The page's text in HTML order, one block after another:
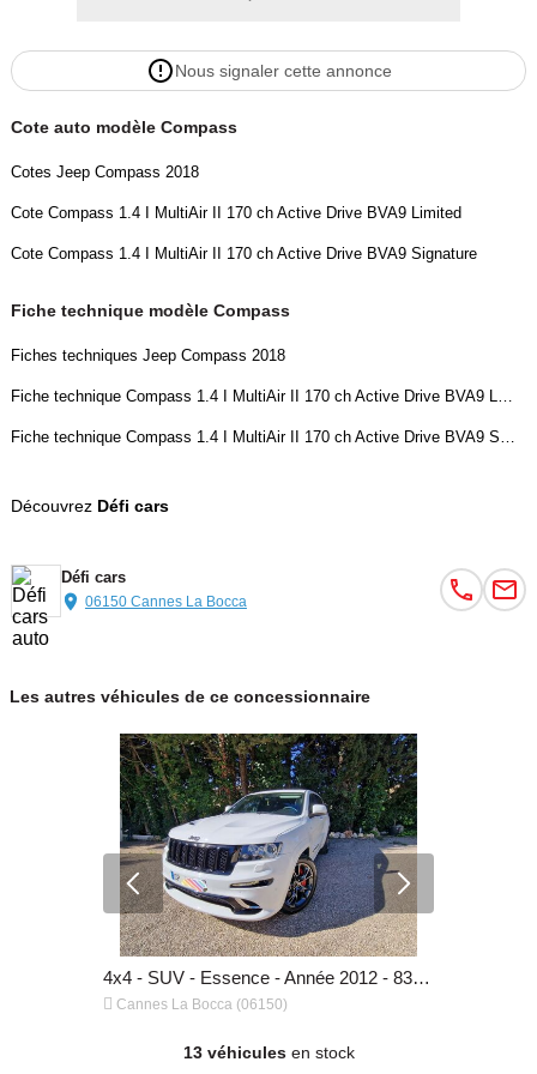
Véhicule de même catégorie que , vitara,x3,x5,cherokee,tucson,t-
roc,
Blanc
Garantie mécanique
Nous signaler cette annonce
Cote auto modèle Compass
Cotes Jeep Compass 2018
Cote Compass 1.4 I MultiAir II 170 ch Active Drive BVA9 Limited
Cote Compass 1.4 I MultiAir II 170 ch Active Drive BVA9 Signature
Fiche technique modèle Compass
Fiches techniques Jeep Compass 2018
Fiche technique Compass 1.4 I MultiAir II 170 ch Active Drive BVA9 Limited
Fiche technique Compass 1.4 I MultiAir II 170 ch Active Drive BVA9 Signature
Découvrez Défi cars
Défi cars
06150 Cannes La Bocca
Les autres véhicules de ce concessionnaire
4x4 - SUV - Essence - Année 2012 - 83 235 km, 34 990 €
 Cannes La Bocca (06150)
13 véhiculesen stock